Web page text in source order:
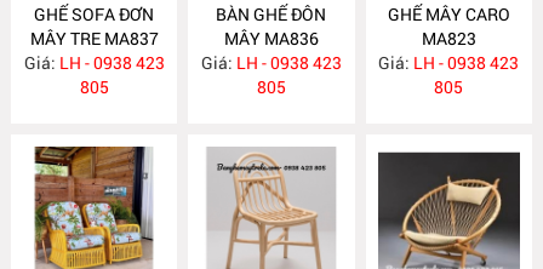
GHẾ SOFA ĐƠN
MÂY TRE MA837
Giá: LH - 0938 423
805
BÀN GHẾ ĐÔN
MÂY MA836
Giá: LH - 0938 423
805
GHẾ MÂY CARO
MA823
Giá: LH - 0938 423
805